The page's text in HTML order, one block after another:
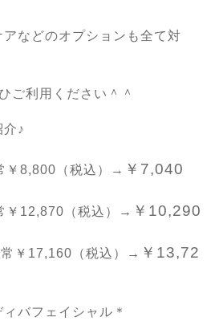
などのオプションも全て対
ご利用ください＾＾
介♪
￥8,800（税込）→ ￥7,040
￥12,870（税込）→ ￥10,290
￥17,160（税込）→ ￥13,72
バフェイシャル＊